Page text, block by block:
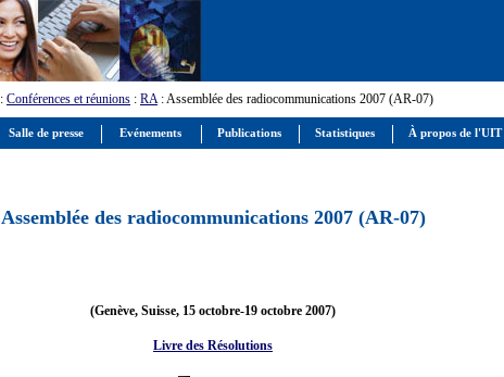
: Conférences et réunions : RA: Assemblée des radiocommunications 2007 (AR-07)
Assemblée des radiocommunications 2007 (AR-07)
(Genève, Suisse, 15 octobre-19 octobre 2007)
Livre des Résolutions
Salle de presse Evénements Publications Statistiques À propos de l'UIT